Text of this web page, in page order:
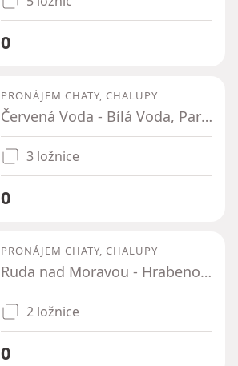
0
PRONÁJEM CHATY, CHALUPY
Červená Voda - Bílá Voda, Pardubický kraj
3 ložnice
0
PRONÁJEM CHATY, CHALUPY
Ruda nad Moravou - Hrabenov, Olomoucký kraj
2 ložnice
0